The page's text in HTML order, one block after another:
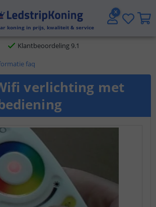
koning in prijs, kwaliteit & service
verzending vanaf € 20,- NL en BE
Klantbeoordeling 9.1
23:45 uur besteld,
faq
verlichting met